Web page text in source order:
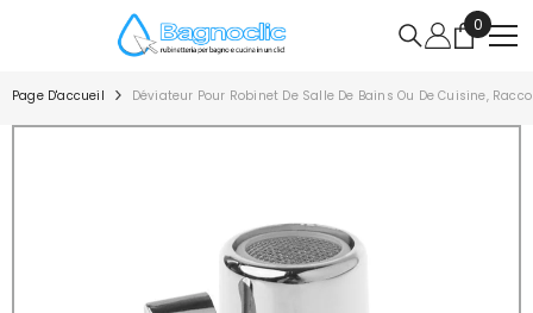
IGNORER ET PASSER AU CONTENU
0
0
article
Page D'accueil Déviateur Pour Robinet De Salle De Bains Ou De Cuisine,